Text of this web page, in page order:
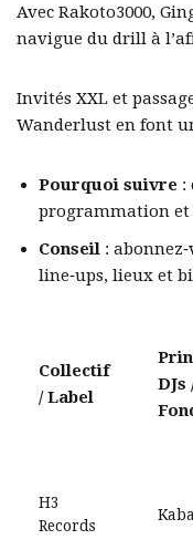
Avec Rakoto3000,
navigue du drill à
Invités XXL et
Wanderlust en font
Pourquoi suivre :
programmation et
Conseil :
line‑ups, lieux et
Collectif
/ Label
DJs
H3
Records